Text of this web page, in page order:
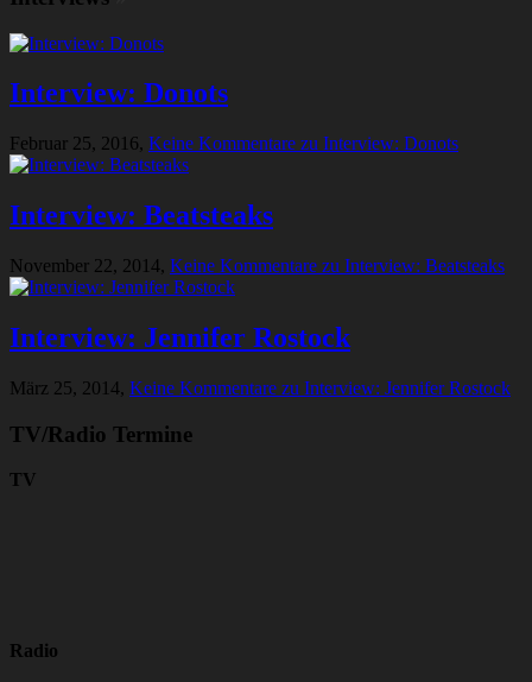
Interview: Donots
Februar 25, 2016, Keine Kommentare zu Interview: Donots
Interview: Beatsteaks
November 22, 2014, Keine Kommentare zu Interview: Beatsteaks
Interview: Jennifer Rostock
März 25, 2014, Keine Kommentare zu Interview: Jennifer Rostock
TV/Radio Termine
TV
Radio